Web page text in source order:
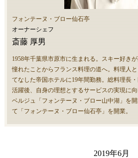
フォンテーヌ・ブロー仙石亭
オーナーシェフ
斎藤 厚男
1958年千葉県市原市に生まれる。スキー好き
憧れたことからフランス料理の道へ。料理人
てなした帝国ホテルに19年間勤務。総料理長
活躍後、自身の理想とするサービスの実現に
ベルジュ「フォンテーヌ・ブロー山中湖」を
て「フォンテーヌ・ブロー仙石亭」を開業。
2019年6月